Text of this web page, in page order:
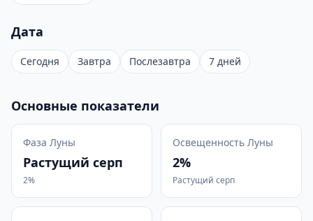
Дата
Сегодня Завтра Послезавтра 7 дней
Основные показатели
Фаза Луны
Растущий серп
2%
Освещенность Луны
2%
Растущий серп